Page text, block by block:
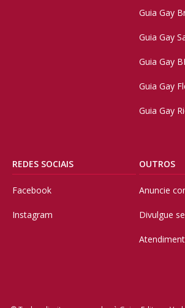
Guia Gay
Guia Gay
Guia Gay
Guia Gay
Guia Gay
REDES SOCIAIS
Facebook
Instagram
OUTROS
Anuncie
Divulgue